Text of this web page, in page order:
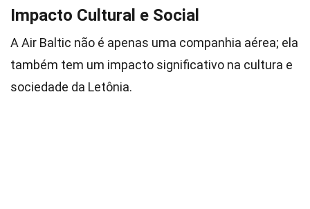
Impacto Cultural e Social
A Air Baltic não é apenas uma companhia aérea; ela
também tem um impacto significativo na cultura e
sociedade da Letônia.